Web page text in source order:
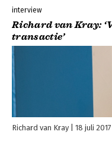
interview
Richard van Kray:
transactie’
Richard van Kray 18 juli 2017